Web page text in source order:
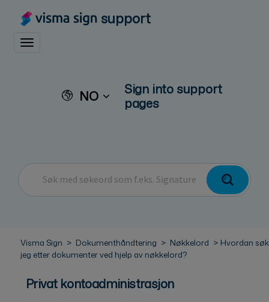
support
Toggle navigation
NO
Sign into support
pages
Visma Sign Dokumenthåndtering Nøkkelord
Hvordan
jeg etter dokumenter ved hjelp av nøkkelord?
Privat kontoadministrasjon